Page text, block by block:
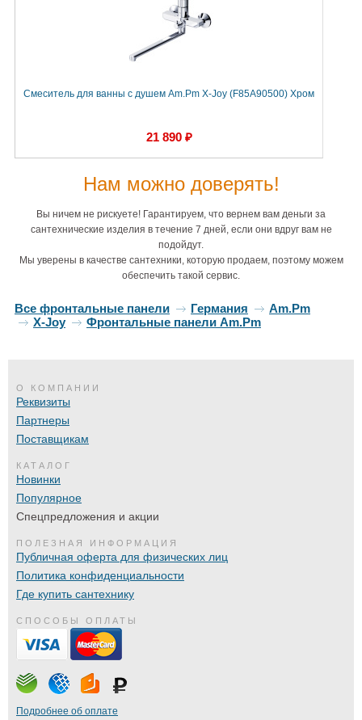
Смеситель для ванны с душем Am.Pm X-Joy (F85A90500) Хром
21 890 ₽
Нам можно доверять!
Вы ничем не рискуете! Гарантируем, что вернем вам деньги за
сантехнические изделия в течение 7 дней, если они вдруг вам не
подойдут.
Мы уверены в качестве сантехники, которую продаем, поэтому можем
обеспечить такой сервис.
Все фронтальные панели Германия
Am.Pm
X-Joy
Фронтальные панели Am.Pm
О КОМПАНИИ
Реквизиты
Партнеры
Поставщикам
КАТАЛОГ
Новинки
Популярное
Спецпредложения и акции
ПОЛЕЗНАЯ ИНФОРМАЦИЯ
Публичная оферта для физических лиц
Политика конфиденциальности
Где купить сантехнику
СПОСОБЫ ОПЛАТЫ
Подробнее об оплате